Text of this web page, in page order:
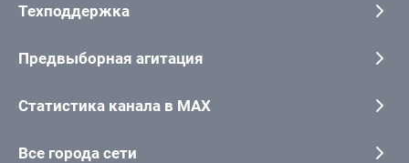
Техподдержка
Предвыборная агитация
Статистика канала в MAX
Все города сети